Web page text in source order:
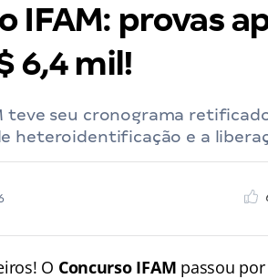
IFAM: provas
6,4 mil!
teve seu cronograma
heteroidentificação e a
O Concurso IFAM passou